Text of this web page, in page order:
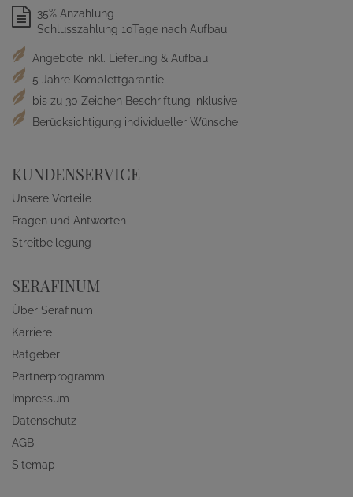
35% Anzahlung
Schlusszahlung 10Tage nach Aufbau
Angebote inkl. Lieferung & Aufbau
5 Jahre Komplettgarantie
bis zu 30 Zeichen Beschriftung inklusive
Berücksichtigung individueller Wünsche
KUNDENSERVICE
Unsere Vorteile
Fragen und Antworten
Streitbeilegung
SERAFINUM
Über Serafinum
Karriere
Ratgeber
Partnerprogramm
Impressum
Datenschutz
AGB
Sitemap